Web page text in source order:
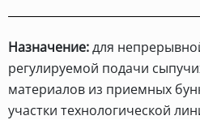
Назначение:для
регулируемой подачи
материалов из приемных
участки технологической